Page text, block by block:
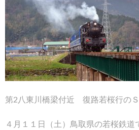
第2八東川橋梁付近 復路若桜行の
４月１１日（土）鳥取県の若桜鉄道